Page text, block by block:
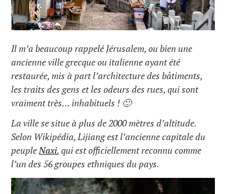
Il m’a beaucoup rappelé Jérusalem, ou bien une
ancienne ville grecque ou italienne ayant été
restaurée, mis à part l’architecture des bâtiments,
les traits des gens et les odeurs des rues, qui sont
vraiment très… inhabituels ! 🙂
La ville se situe à plus de 2000 mètres d’altitude.
Selon Wikipédia, Lijiang est l’ancienne capitale du
peupleNaxi, qui est officiellement reconnu comme
l’un des 56 groupes ethniques du pays.